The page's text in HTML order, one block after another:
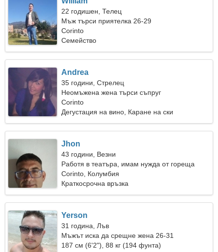
22 годишен, Телец
Мъж търси приятелка 26-29
Corinto
Семейство
Andrea
35 години, Стрелец
Неомъжена жена търси съпруг
Corinto
Дегустация на вино, Каране на ски
Jhon
43 години, Везни
Работя в театъра, имам нужда от гореща
жена
Corinto, Колумбия
Краткосрочна връзка
Yerson
31 година, Лъв
Мъжът иска да срещне жена 26-31
187 см (6'2"), 88 кг (194 фунта)